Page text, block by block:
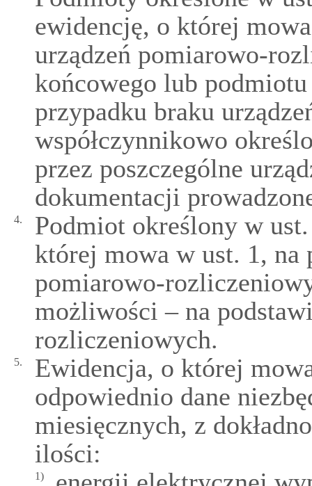
ewidencję, o której
urządzeń pomiarowo-
końcowego lub
przypadku braku
współczynnikowo
przez poszczególne
dokumentacji
4.
Podmiot określony w
której mowa w ust. 1, na
pomiarowo-
możliwości – na
rozliczeniowych.
5.
Ewidencja, o której
odpowiednio dane
miesięcznych, z
ilości:
1)